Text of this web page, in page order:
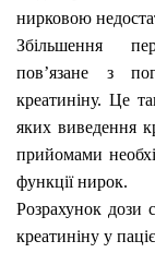
нирковою
Збільшення
пов’язане з
креатиніну. Це
яких виведення
прийомами
функції нирок.
Розрахунок дози
креатиніну у